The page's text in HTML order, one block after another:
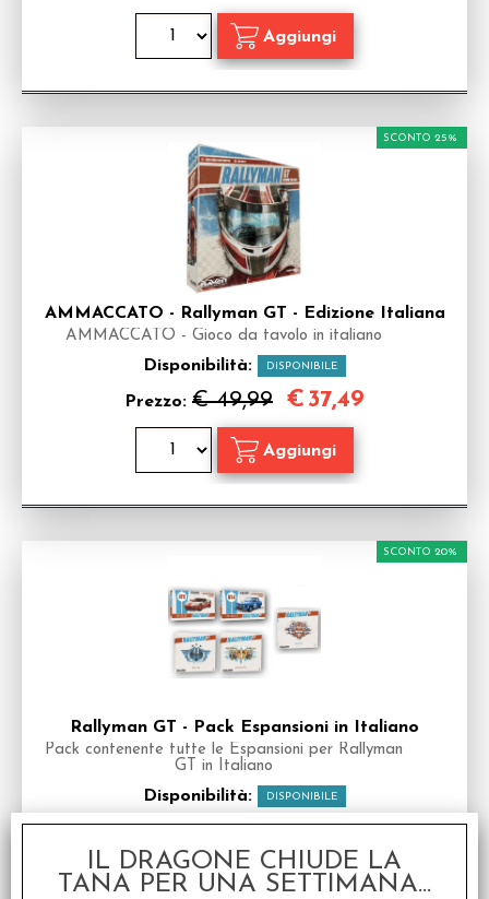
AMMACCATO - Rallyman GT - Edizione Italiana
AMMACCATO - Gioco da tavolo in italiano
Disponibilità: DISPONIBILE
Prezzo: € 49,99
SCONTO 25%
€ 37,49
Rallyman GT - Pack Espansioni in Italiano
Pack contenente tutte le Espansioni per Rallyman
GT in Italiano
Disponibilità: DISPONIBILE
€ 134,99
SCONTO 20%
€107,99
IL DRAGONE CHIUDE LA
TANA PER UNA SETTIMANA...